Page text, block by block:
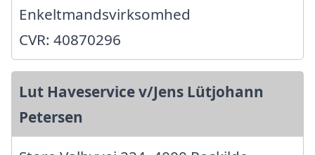
Enkeltmandsvirksomhed
CVR: 40870296
Lut Haveservice v/Jens Lütjohann
Petersen